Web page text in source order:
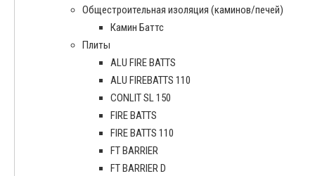
Общестроительная изоляция (каминов/печей)
Камин Баттс
Плиты
ALU FIRE BATTS
ALU FIREBATTS 110
CONLIT SL 150
FIRE BATTS
FIRE BATTS 110
FT BARRIER
FT BARRIER D